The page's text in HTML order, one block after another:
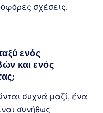
σχέσεις.
ενός
και ενός
συχνά μαζί, ένα
συνήθως